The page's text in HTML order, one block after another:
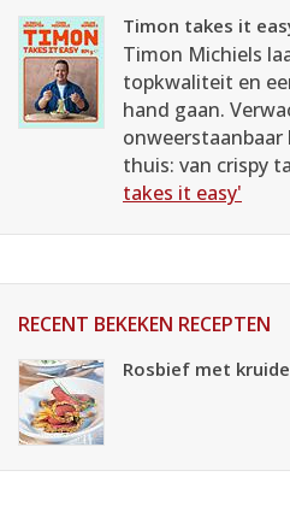
Timon takes it
Timon Michiels
topkwaliteit en
hand gaan.
thuis: van crispy
takes it easy'
RECENT BEKEKEN RECEPTEN
Rosbief met